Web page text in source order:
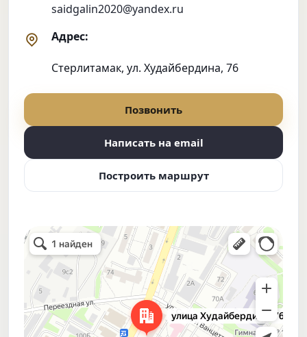
saidgalin2020@yandex.ru
Адрес:
Стерлитамак, ул. Худайбердина, 76
Позвонить
Написать на email
Построить маршрут